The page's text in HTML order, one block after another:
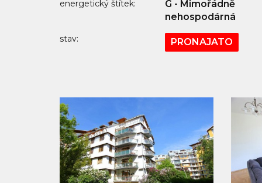
energetický štítek:
G - Mimořádně
nehospodárná
stav: PRONAJATO